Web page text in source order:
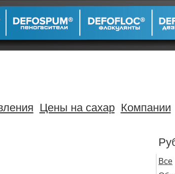
Цены на сахар Компании
Все